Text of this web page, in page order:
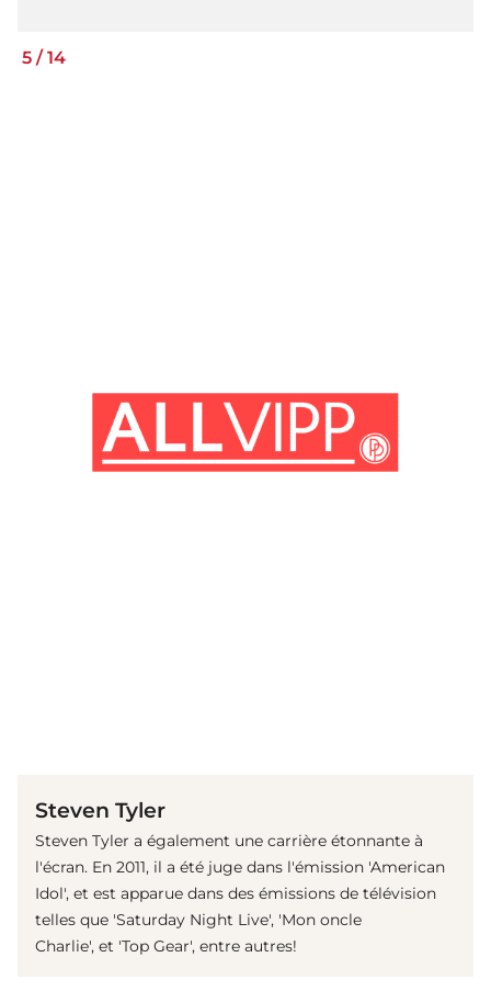
5 / 14
Steven Tyler
Steven Tyler a également une carrière étonnante à
l'écran. En 2011, il a été juge dans l'émission 'American
Idol', et est apparue dans des émissions de télévision
telles que 'Saturday Night Live', 'Mon oncle
Charlie', et 'Top Gear', entre autres!